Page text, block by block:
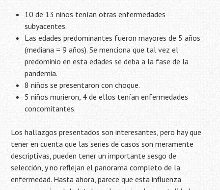
10 de 13 niños tenían otras enfermedades
subyacentes.
Las edades predominantes fueron mayores de 5 años
(mediana = 9 años). Se menciona que tal vez el
predominio en esta edades se deba a la fase de la
pandemia.
8 niños se presentaron con choque.
5 niños murieron, 4 de ellos tenían enfermedades
concomitantes.
Los hallazgos presentados son interesantes, pero hay que
tener en cuenta que las series de casos son meramente
descriptivas, pueden tener un importante sesgo de
selección, y no reflejan el panorama completo de la
enfermedad. Hasta ahora, parece que esta influenza